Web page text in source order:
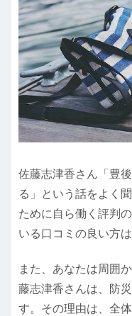
佐藤志津香さん「豊
る」という話をよく
ために自ら働く評判
いる口コミの良い方
また、あなたは周囲
藤志津香さんは、防
す。その理由は、全